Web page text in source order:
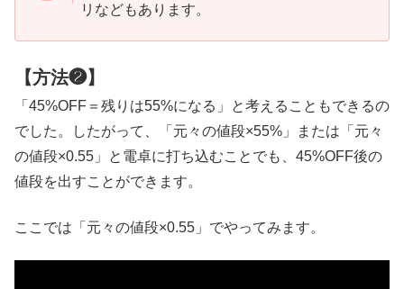
リなどもあります。
【方法❷】
「45%OFF＝残りは55%になる」と考えることもできるの
でした。したがって、「元々の値段×55%」または「元々
の値段×0.55」と電卓に打ち込むことでも、45%OFF後の
値段を出すことができます。
ここでは「元々の値段×0.55」でやってみます。